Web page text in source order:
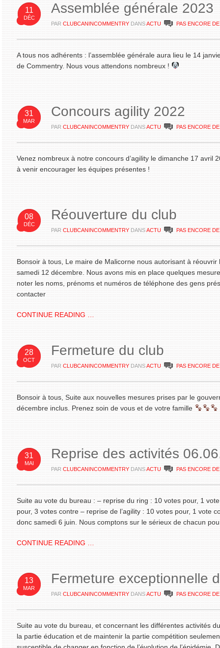
11
DÉC
Assemblée générale 2023
PAR CLUBCANINCOMMENTRY DANSACTU PAS ENCORE
A tous nos adhérents : l’assemblée générale aura lieu le 14
de Commentry. Nous vous attendons nombreux !
31
MAR
Concours agility 2022
PAR CLUBCANINCOMMENTRY DANSACTU PAS ENCORE
Venez nombreux à notre concours d’agility le dimanche 17 avril
à venir encourager les équipes présentes !
08
DÉC
Réouverture du club
PAR CLUBCANINCOMMENTRY DANSACTU PAS ENCORE
Bonsoir à tous, Le maire de Malicorne nous autorisant à
samedi 12 décembre. Nous avons mis en place quelques
noter les noms, prénoms et numéros de téléphone des gens
contacter
CONTINUE READING …
28
OCT
Fermeture du club
PAR CLUBCANINCOMMENTRY DANSACTU PAS ENCORE
Bonsoir à tous, Suite aux nouvelles mesures prises par le
décembre inclus. Prenez soin de vous et de votre famille
31
MAI
Reprise des activités
PAR CLUBCANINCOMMENTRY DANSACTU PAS ENCORE
Suite au vote du bureau : – reprise du ring : 10 votes pour, 1
pour, 3 votes contre – reprise de l’agility : 10 votes pour, 1 vote
donc samedi 6 juin. Nous comptons sur le sérieux de chacun
CONTINUE READING …
13
MAR
Fermeture exceptionnelle
PAR CLUBCANINCOMMENTRY DANSACTU PAS ENCORE
Suite au vote du bureau, et concernant les différentes activités
la partie éducation et de maintenir la partie compétition